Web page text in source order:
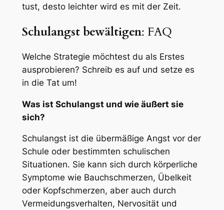
tust, desto leichter wird es mit der Zeit.
Schulangst bewältigen: FAQ
Welche Strategie möchtest du als Erstes
ausprobieren? Schreib es auf und setze es
in die Tat um!
Was ist Schulangst und wie äußert sie
sich?
Schulangst ist die übermäßige Angst vor der
Schule oder bestimmten schulischen
Situationen. Sie kann sich durch körperliche
Symptome wie Bauchschmerzen, Übelkeit
oder Kopfschmerzen, aber auch durch
Vermeidungsverhalten, Nervosität und